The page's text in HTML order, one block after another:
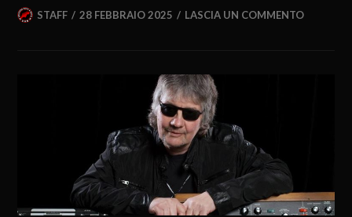
STAFF 28 FEBBRAIO 2025 LASCIA UN COMMENTO